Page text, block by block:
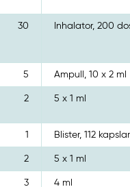
30 Inhalator, 200
5 Ampull, 10 x 2 ml
2 5 x 1 ml
1 Blister, 112 kapslar
2 5 x 1 ml
3 4 ml